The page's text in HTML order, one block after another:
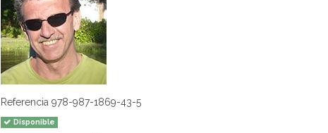
Referencia 978-987-1869-43-5
Disponible